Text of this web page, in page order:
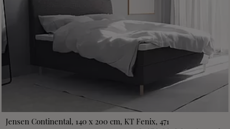
Jensen Continental, 140 x 200 cm, KT Fenix, 471